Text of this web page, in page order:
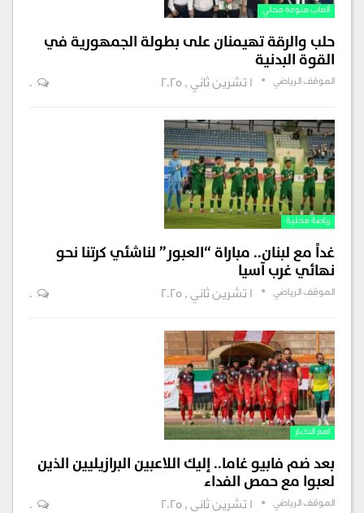
ألعاب منوعة محلي
حلب والرقة تهيمنان على بطولة الجمهورية في
القوة البدنية
الموقف الرياضي 0
رياضة محلية
غداً مع لبنان.. مباراة “العبور” لناشئي كرتنا نحو
نهائي غرب آسيا
الموقف الرياضي 0
اهم الاخبار
بعد ضم فابيو غاما.. إليك اللاعبين البرازيليين الذين
لعبوا مع حمص الفداء
الموقف الرياضي 0